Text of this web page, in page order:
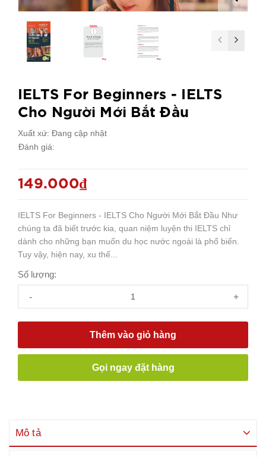
IELTS For Beginners - IELTS
Cho Người Mới Bắt Đầu
Xuất xứ: Đang cập nhật
Đánh giá:
149.000₫
IELTS For Beginners - IELTS Cho Người Mới Bắt Đầu Như
chúng ta đã biết trước kia, quan niệm luyện thi IELTS chỉ
dành cho những bạn muốn du học nước ngoài là phổ biến.
Tuy vậy, hiện nay, xu thế...
Số lượng:
- +
Thêm vào giỏ hàng
Gọi ngay đặt hàng
Mô tả